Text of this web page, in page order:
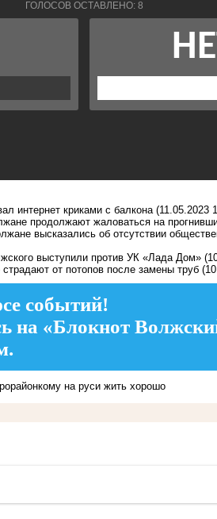
интернет криками с балкона (11.05.2023
продолжают жаловаться на
высказались об отсутствии
выступили против УК «Лада Дом»
от потопов после замены труб
событий!
на «Блокнот
кому на руси жить хорошо